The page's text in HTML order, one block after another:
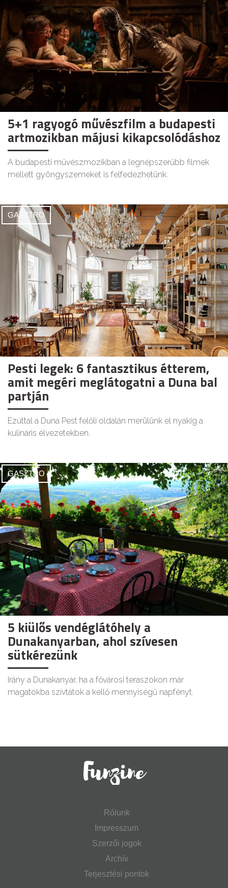
5+1 ragyogó művészfilm a budapesti
artmozikban májusi kikapcsolódáshoz
A budapesti művészmozikban a legnépszerűbb filmek
mellett gyöngyszemeket is felfedezhetünk.
GASZTRO
Pesti legek: 6 fantasztikus étterem,
amit megéri meglátogatni a Duna bal
partján
Ezúttal a Duna Pest felőli oldalán merülünk el nyakig a
kulináris élvezetekben.
GASZTRO
5 kiülős vendéglátóhely a
Dunakanyarban, ahol szívesen
sütkérezünk
Irány a Dunakanyar, ha a fővárosi teraszokon már
magatokba szívtátok a kellő mennyiségű napfényt.
Rólunk
Impresszum
Szerzői jogok
Archív
Terjesztési pontok